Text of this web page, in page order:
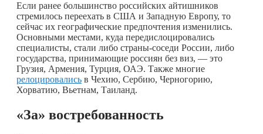
Если ранее большинство российских айтишников
стремилось переехать в США и Западную Европу, то
сейчас их географические предпочтения изменились.
Основными местами, куда передислоцировались
специалисты, стали либо страны-соседи России, либо
государства, принимающие россиян без виз, — это
Грузия, Армения, Турция, ОАЭ. Также многие
релоцировались в Чехию, Сербию, Черногорию,
Хорватию, Вьетнам, Таиланд.
«За» востребованность